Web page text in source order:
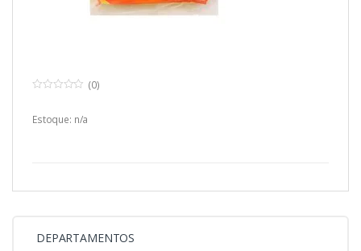
u
(0)
Estoque: n/a
DEPARTAMENTOS